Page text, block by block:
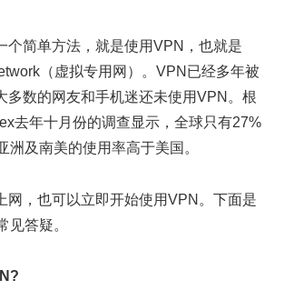
个简单方法，就是使用VPN，也就是
（虚拟专用网）。VPN已经多年被
多数的网友和手机迷还未使用VPN。根
去年十月份的调查显示，全球只有27%
洲及南美的使用率高于美国。
网，也可以立即开始使用VPN。下面是
见答疑。